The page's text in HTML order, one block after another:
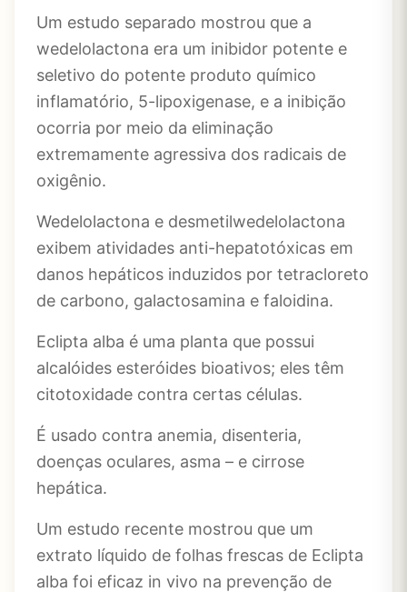
Um estudo separado mostrou que a
wedelolactona era um inibidor potente e
seletivo do potente produto químico
inflamatório, 5-lipoxigenase, e a inibição
ocorria por meio da eliminação
extremamente agressiva dos radicais de
oxigênio.
Wedelolactona e desmetilwedelolactona
exibem atividades anti-hepatotóxicas em
danos hepáticos induzidos por tetracloreto
de carbono, galactosamina e faloidina.
Eclipta alba é uma planta que possui
alcalóides esteróides bioativos; eles têm
citotoxidade contra certas células.
É usado contra anemia, disenteria,
doenças oculares, asma – e cirrose
hepática.
Um estudo recente mostrou que um
extrato líquido de folhas frescas de Eclipta
alba foi eficaz in vivo na prevenção de